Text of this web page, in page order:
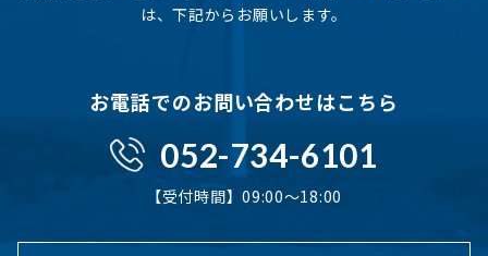
は、下記からお願いします。
お電話でのお問い合わせはこちら
052-734-6101
【受付時間】09:00〜18:00